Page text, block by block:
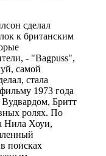
сделал
к британским
- "Bagpuss",
самой
стала
1973 года
Бритт
ролях. По
Нила Хоуи,
поисках